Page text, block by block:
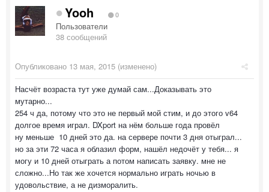
Yooh 0
Пользователи
38 сообщений
Опубликовано 13 мая, 2015 (изменено)
Насчёт возраста тут уже думай сам...Доказывать это
мутарно...
254 ч да, потому что это не первый мой стим, и до этого v64
долгое время играл. DXport на нём больше года провёл
ну меньше 10 дней это да. на сервере почти 3 дня отыграл...
но за эти 72 часа я облазил форм, нашёл недочёт у тебя... я
могу и 10 дней отыграть а потом написать заявку. мне не
сложно...Но так же хочется нормально играть ночью в
удовольствие, а не дизморалить.